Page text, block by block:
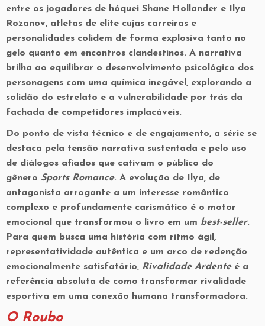
entre os jogadores de hóquei Shane Hollander e Ilya
Rozanov, atletas de elite cujas carreiras e
personalidades colidem de forma explosiva tanto no
gelo quanto em encontros clandestinos. A narrativa
brilha ao equilibrar o desenvolvimento psicológico dos
personagens com uma química inegável, explorando a
solidão do estrelato e a vulnerabilidade por trás da
fachada de competidores implacáveis.
Do ponto de vista técnico e de engajamento, a série se
destaca pela tensão narrativa sustentada e pelo uso
de diálogos afiados que cativam o público do
gênero Sports Romance. A evolução de Ilya, de
antagonista arrogante a um interesse romântico
complexo e profundamente carismático é o motor
emocional que transformou o livro em um best-seller.
Para quem busca uma história com ritmo ágil ,
representatividade autêntica e um arco de redenção
emocionalmente satisfatório, Rivalidade Ardenteé a
referência absoluta de como transformar rivalidade
esportiva em uma conexão humana transformadora.
O Roubo